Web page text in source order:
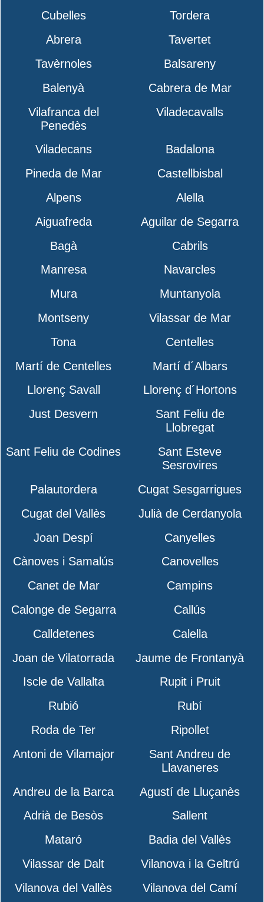
Cubelles
Tordera
Abrera
Tavertet
Tavèrnoles
Balsareny
Balenyà
Cabrera de Mar
Vilafranca del
Penedès
Viladecavalls
Viladecans
Badalona
Pineda de Mar
Castellbisbal
Alpens
Alella
Aiguafreda
Aguilar de Segarra
Bagà
Cabrils
Manresa
Navarcles
Mura
Muntanyola
Montseny
Vilassar de Mar
Tona
Centelles
Martí de Centelles
Martí d´Albars
Llorenç Savall
Llorenç d´Hortons
Just Desvern
Sant Feliu de
Llobregat
Sant Feliu de Codines
Sant Esteve
Sesrovires
Palautordera
Cugat Sesgarrigues
Cugat del Vallès
Julià de Cerdanyola
Joan Despí
Canyelles
Cànoves i Samalús
Canovelles
Canet de Mar
Campins
Calonge de Segarra
Callús
Calldetenes
Calella
Joan de Vilatorrada
Jaume de Frontanyà
Iscle de Vallalta
Rupit i Pruit
Rubió
Rubí
Roda de Ter
Ripollet
Antoni de Vilamajor
Sant Andreu de
Llavaneres
Andreu de la Barca
Agustí de Lluçanès
Adrià de Besòs
Sallent
Mataró
Badia del Vallès
Vilassar de Dalt
Vilanova i la Geltrú
Vilanova del Vallès
Vilanova del Camí